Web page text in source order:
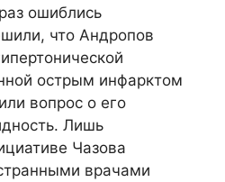
ошиблись
что Андропов
острым инфарктом
вопрос о его
Лишь
Чазова
врачами